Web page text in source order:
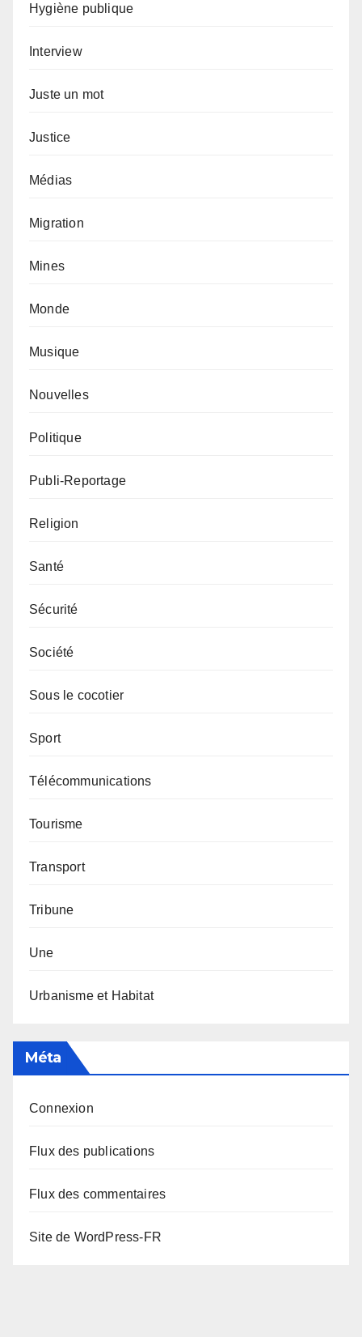
Hygiène publique
Interview
Juste un mot
Justice
Médias
Migration
Mines
Monde
Musique
Nouvelles
Politique
Publi-Reportage
Religion
Santé
Sécurité
Société
Sous le cocotier
Sport
Télécommunications
Tourisme
Transport
Tribune
Une
Urbanisme et Habitat
Méta
Connexion
Flux des publications
Flux des commentaires
Site de WordPress-FR